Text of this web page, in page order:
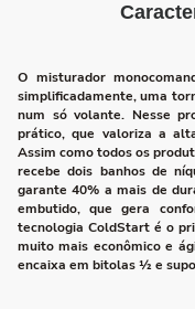
O misturador
simplificadamente, uma
num só volante. Nesse
prático, que valoriza a
Assim como todos os
recebe dois banhos de
garante 40% a mais de
embutido, que gera
tecnologia ColdStart é o
muito mais econômico e
encaixa em bitolas ½ e